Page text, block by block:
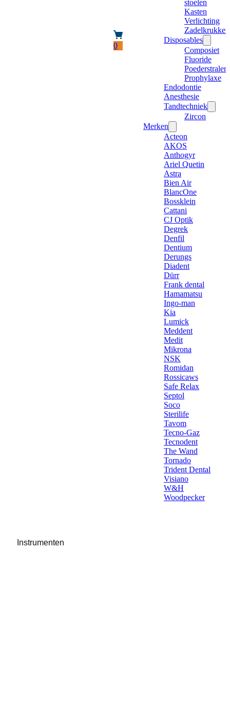
0
stoelen
Kasten
Verlichting
Zadelkrukken
Disposables
Composiet
Fluoride
Poederstraler
Prophylaxe
Endodontie
Anesthesie
Tandtechniek
Zircon
Merken
Acteon
AKOS
Anthogyr
Ariel Quetin
Astra
Bien Air
BlancOne
Bossklein
Cattani
CJ Optik
Degrek
Denfil
Dentium
Derungs
Diadent
Dürr
Frank dental
Hamamatsu
Ingo-man
Kia
Lumick
Meddent
Medit
Mikrona
NSK
Romidan
Rossicaws
Safe Relax
Septol
Soco
Sterilife
Tavom
Tecno-Gaz
Tecnodent
The Wand
Tornado
Trident Dental
Visiano
W&H
Woodpecker
Instrumenten